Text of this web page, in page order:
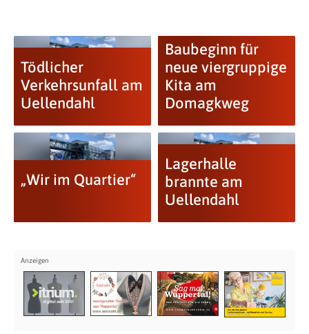
Tödlicher
Verkehrsunfall am
Uellendahl
Baubeginn für
neue viergruppige
Kita am
Domagkweg
„Wir im Quartier“
Lagerhalle
brannte am
Uellendahl